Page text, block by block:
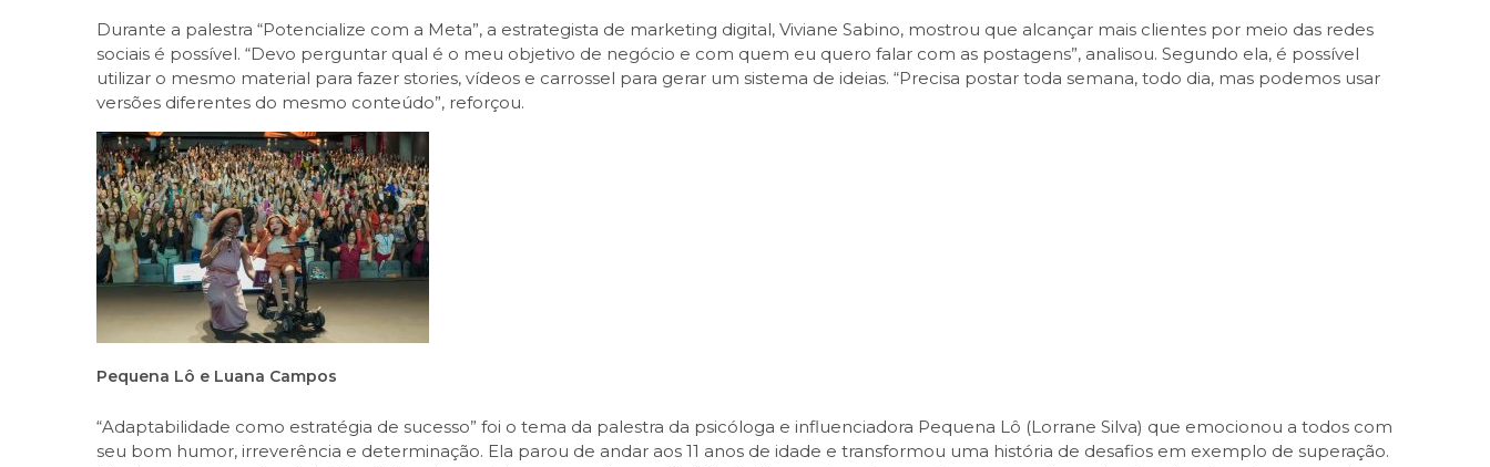
Durante a palestra “Potencialize com a Meta”, a estrategista de marketing digital, Viviane Sabino, mostrou que alcançar mais clientes por meio das redes
sociais é possível. “Devo perguntar qual é o meu objetivo de negócio e com quem eu quero falar com as postagens”, analisou. Segundo ela, é possível
utilizar o mesmo material para fazer stories, vídeos e carrossel para gerar um sistema de ideias. “Precisa postar toda semana, todo dia, mas podemos usar
versões diferentes do mesmo conteúdo”, reforçou.
Pequena Lô e Luana Campos
“Adaptabilidade como estratégia de sucesso” foi o tema da palestra da psicóloga e influenciadora Pequena Lô (Lorrane Silva) que emocionou a todos com
seu bom humor, irreverência e determinação. Ela parou de andar aos 11 anos de idade e transformou uma história de desafios em exemplo de superação.